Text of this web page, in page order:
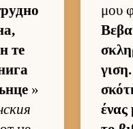
те
»
μου
ένας